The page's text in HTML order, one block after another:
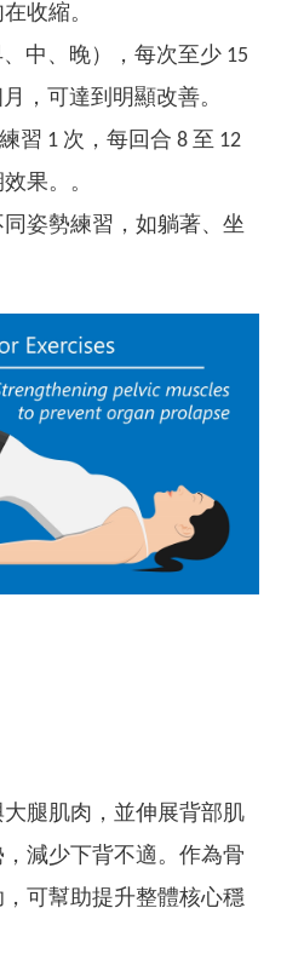
收縮。
中、晚），每次至少 15
，可達到明顯改善。
習 1 次，每回合 8 至 12
果。。
姿勢練習，如躺著、坐
腿肌肉，並伸展背部肌
減少下背不適。作為骨
可幫助提升整體核心穩